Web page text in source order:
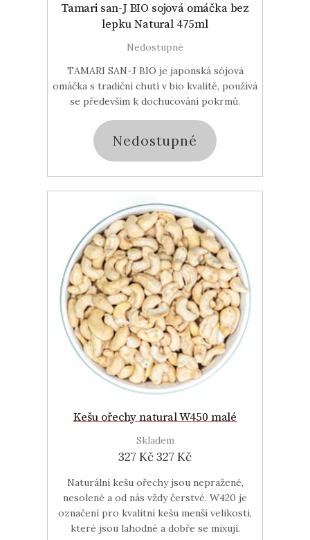
Tamari san-J BIO sojová omáčka bez
lepku Natural 475ml
Nedostupné
TAMARI SAN-J BIO je japonská sójová
omáčka s tradiční chutí v bio kvalitě, používá
se především k dochucování pokrmů.
Nedostupné
Kešu ořechy natural W450 malé
Skladem
327 Kč327 Kč
Naturální kešu ořechy jsou nepražené,
nesolené a od nás vždy čerstvé. W420 je
označení pro kvalitní kešu menší velikosti,
které jsou lahodné a dobře se mixují.